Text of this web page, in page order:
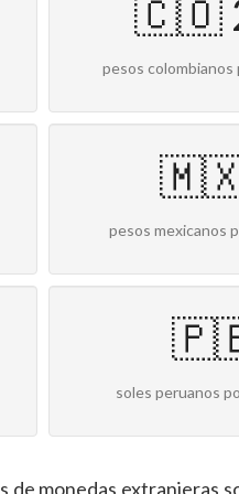
🇨🇴
pesos
🇲🇽
pesos mexicanos
soles peruanos
monedas extranjeras